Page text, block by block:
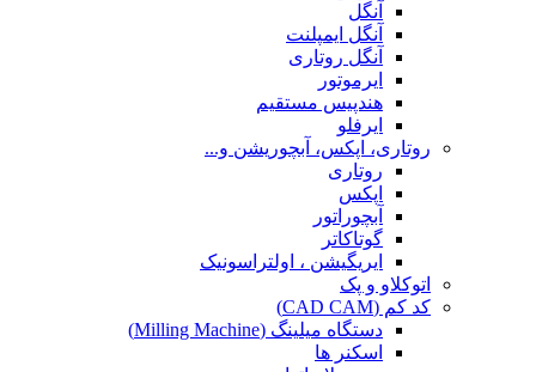
آنگل
آنگل ایمپلنت
آنگل روتاری
ایرموتور
هندپیس مستقیم
ایرفلو
روتاری، اپکس، آبچوریشن و...
روتاری
اپکس
آبچوراتور
گوتاکاتر
ایریگیشن ، اولتراسونیک
اتوکلاو و پک
کد کم (CAD CAM)
دستگاه میلینگ (Milling Machine)
اسکنر ها